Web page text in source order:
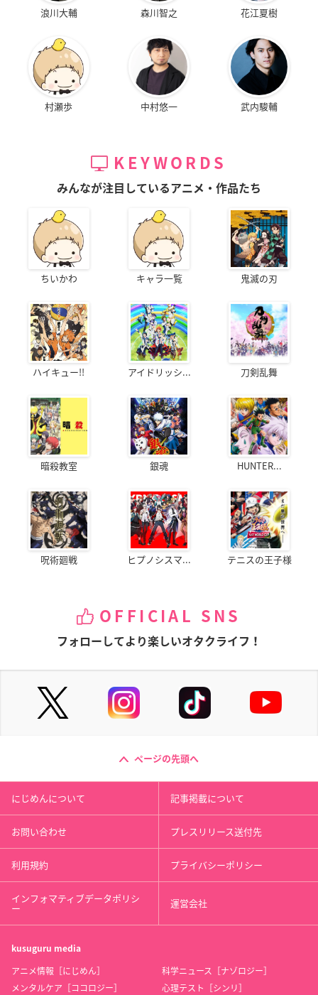
浪川大輔 森川智之 花江夏樹
村瀬歩 中村悠一 武内駿輔
KEYWORDS
みんなが注目しているアニメ・作品たち
ちいかわ キャラ一覧 鬼滅の刃
ハイキュー!! アイドリッシ... 刀剣乱舞
暗殺教室 銀魂 HUNTER...
呪術廻戦 ヒプノシスマ... テニスの王子様
OFFICIAL SNS
フォローしてより楽しいオタクライフ！
ページの先頭へ
にじめんについて 記事掲載について
お問い合わせ プレスリリース送付先
利用規約 プライバシーポリシー
インフォマティブデータポリシ
ー 運営会社
kusuguru media
アニメ情報［にじめん］
科学ニュース［ナゾロジー］
メンタルケア［ココロジー］
心理テスト［シンリ］